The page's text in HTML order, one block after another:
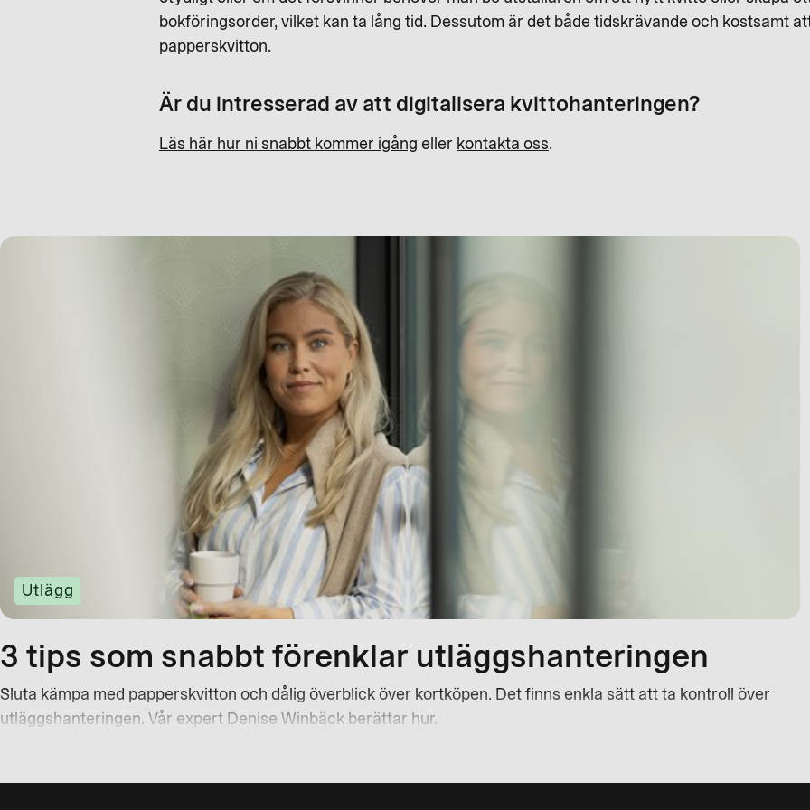
bokföringsorder, vilket kan ta lång tid. Dessutom är det både tidskrävande och kostsamt
papperskvitton.
Är du intresserad av att digitalisera kvittohanteringen?
Läs här hur ni snabbt kommer igång eller kontakta oss.
Utlägg
3 tips som snabbt förenklar utläggshanteringen
Sluta kämpa med papperskvitton och dålig överblick över kortköpen. Det finns enkla sätt att ta kontroll över
utläggshanteringen. Vår expert Denise Winbäck berättar hur.